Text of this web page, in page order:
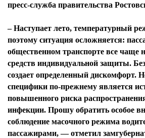
пресс-служба правительства
– Наступает лето, температурный
поэтому ситуация осложняется:
общественном транспорте все чаще
средств индивидуальной защиты.
создает определенный дискомфорт.
специфики по-прежнему является
повышенного риска
инфекции. Прошу обратить особое
соблюдение масочного режима
пассажирами, — отметил